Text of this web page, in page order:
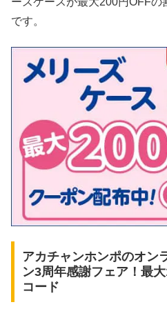
です。
アカチャンホンポのオン
ン3周年感謝フェア！最
コード